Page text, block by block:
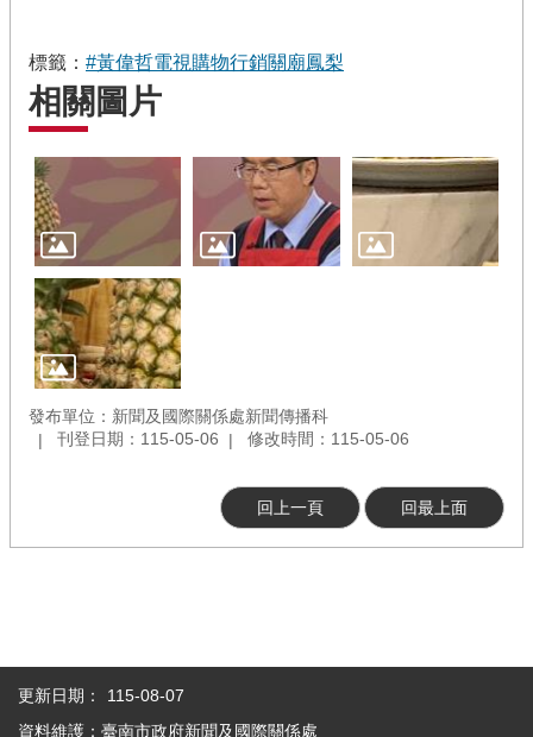
標籤： #黃偉哲電視購物行銷關廟鳳梨
相關圖片
發布單位：新聞及國際關係處新聞傳播科
刊登日期：115-05-06
修改時間：115-05-06
回上一頁 回最上面
更新日期：
115-08-07
資料維護：臺南市政府新聞及國際關係處